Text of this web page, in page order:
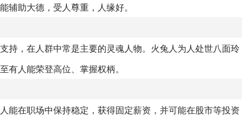
助大德，受人尊重，人缘好。
持，在人群中常是主要的灵魂人物。火兔人为人处世八面玲
有人能荣登高位、掌握权柄。
能在职场中保持稳定，获得固定薪资，并可能在股市等投资